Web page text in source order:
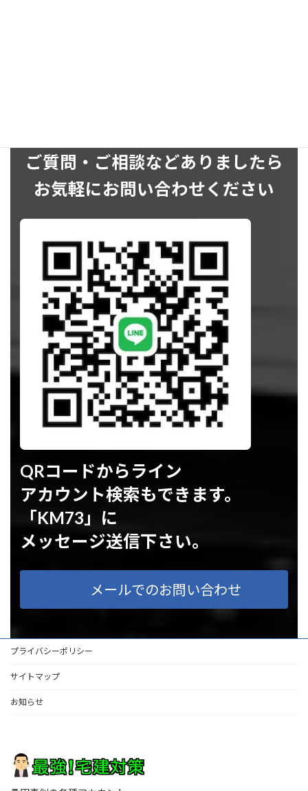
ご質問・ご相談などありましたら
お気軽にお問い合わせください
QRコードからライン
アカウント検索もできます。
「KM73」に
メッセージ送信下さい。
メールでのお問い合わせ
プライバシーポリシー
サイトマップ
お知らせ